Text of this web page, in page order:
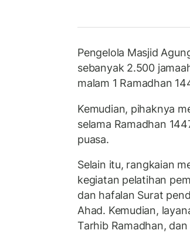
Pengelola Masjid
sebanyak 2.500
malam 1 Ramadhan
Kemudian, pihaknya
selama Ramadhan
puasa.
Selain itu, rangkaian
kegiatan pelatihan
dan hafalan Surat
Ahad. Kemudian,
Tarhib Ramadhan,